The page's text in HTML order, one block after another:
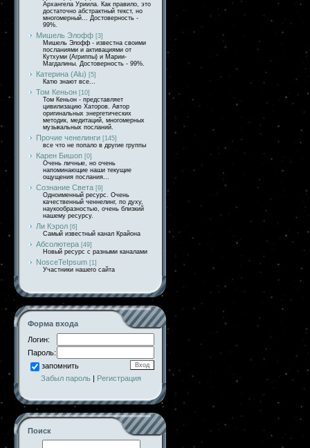
Архангела Уриила. Как правило, это
достаточно абстрактный текст, но
многомерный... Достоверность -
99%.
Мишель Элофф [3]
Мишель Элофф - известна своими
посланиями и активациями от
Кутхуми (Агриппы) и Марии-
Магдалины. Достоверность - 99%.
Катерина (Alu) [5]
Катю знают все...
Том Кеньон [10]
Том Кеньон - представляет
цивилизацию Хаторов. Автор
оригинальных энергетических
методик, медитаций, многомерных
музыкальных посланий.
Прочие ченелинги [145]
все что не попало в другие группы
Карен Бишоп [0]
Очень личные, но очень
напоминающие наши текущие
ощущения послания...
Сознание Света [9]
Одноименный ресурс. Очень
качественный ченнелинг, по духу,
наукообразностью, очень близкий
нашему ресурсу.
Ли Кэрол [6]
Самый известный канал Крайона
Абсолютера [49]
Новый ресурс с разными каналами
NosceTeIpsum [1]
Участники нашего сайта
Форма входа
Логин:
Пароль:
запомнить
Забыл пароль | Регистрация
Поиск